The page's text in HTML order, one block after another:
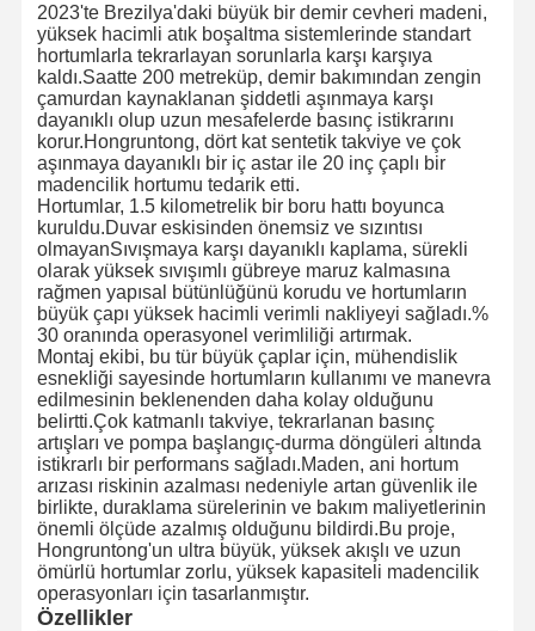
2023'te Brezilya'daki büyük bir demir cevheri madeni,
yüksek hacimli atık boşaltma sistemlerinde standart
hortumlarla tekrarlayan sorunlarla karşı karşıya
kaldı.Saatte 200 metreküp, demir bakımından zengin
çamurdan kaynaklanan şiddetli aşınmaya karşı
dayanıklı olup uzun mesafelerde basınç istikrarını
korur.Hongruntong, dört kat sentetik takviye ve çok
aşınmaya dayanıklı bir iç astar ile 20 inç çaplı bir
madencilik hortumu tedarik etti.
Hortumlar, 1.5 kilometrelik bir boru hattı boyunca
kuruldu.Duvar eskisinden önemsiz ve sızıntısı
olmayanSıvışmaya karşı dayanıklı kaplama, sürekli
olarak yüksek sıvışımlı gübreye maruz kalmasına
rağmen yapısal bütünlüğünü korudu ve hortumların
büyük çapı yüksek hacimli verimli nakliyeyi sağladı.%
30 oranında operasyonel verimliliği artırmak.
Montaj ekibi, bu tür büyük çaplar için, mühendislik
esnekliği sayesinde hortumların kullanımı ve manevra
edilmesinin beklenenden daha kolay olduğunu
belirtti.Çok katmanlı takviye, tekrarlanan basınç
artışları ve pompa başlangıç-durma döngüleri altında
istikrarlı bir performans sağladı.Maden, ani hortum
arızası riskinin azalması nedeniyle artan güvenlik ile
birlikte, duraklama sürelerinin ve bakım maliyetlerinin
önemli ölçüde azalmış olduğunu bildirdi.Bu proje,
Hongruntong'un ultra büyük, yüksek akışlı ve uzun
ömürlü hortumlar zorlu, yüksek kapasiteli madencilik
operasyonları için tasarlanmıştır.
Özellikler